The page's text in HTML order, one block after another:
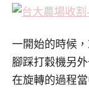
一開始的時候
腳踩打穀機另
在旋轉的過程